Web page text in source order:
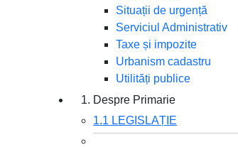
Situații de urgență
Serviciul Administrativ
Taxe și impozite
Urbanism cadastru
Utilități publice
1. Despre Primarie
1.1 LEGISLAȚIE